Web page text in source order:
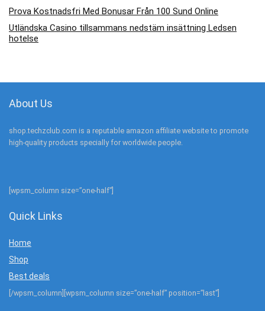
Prova Kostnadsfri Med Bonusar Från 100 Sund Online
Utländska Casino tillsammans nedstäm insättning Ledsen
hotelse
About Us
shop.techzclub.com is a reputable amazon affiliate website to promote
high-quality products specially for worldwide people.
[wpsm_column size=”one-half”]
Quick Links
Home
Shop
Best deals
[/wpsm_column][wpsm_column size=”one-half” position=”last”]